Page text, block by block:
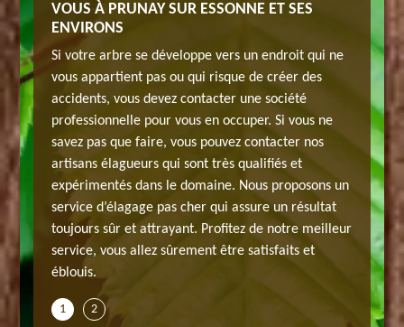
chez
la
si
VOUS À PRUNAY SUR ESSONNE ET SES
ENVIRONS
Si votre arbre se développe vers un endroit qui ne
vous appartient pas ou qui risque de créer des
accidents, vous devez contacter une société
professionnelle pour vous en occuper. Si vous ne
savez pas que faire, vous pouvez contacter nos
artisans élagueurs qui sont très qualifiés et
expérimentés dans le domaine. Nous proposons un
service d’élagage pas cher qui assure un résultat
toujours sûr et attrayant. Profitez de notre meilleur
service, vous allez sûrement être satisfaits et
éblouis.
Avez-
vous
JH
de
vous
vous
1 2